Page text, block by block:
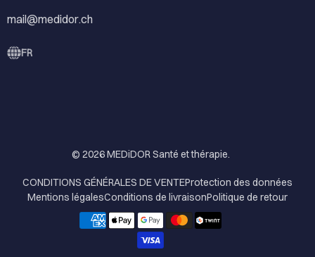
mail@medidor.ch
FR
© 2026MEDiDOR Santé et thérapie.
CONDITIONS GÉNÉRALES DE VENTEProtection des données
Mentions légalesConditions de livraisonPolitique de retour